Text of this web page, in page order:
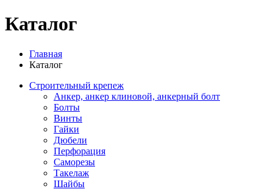
Каталог
Главная
Каталог
Строительный крепеж
Анкер, анкер клиновой, анкерный болт
Болты
Винты
Гайки
Дюбели
Перфорация
Саморезы
Такелаж
Шайбы